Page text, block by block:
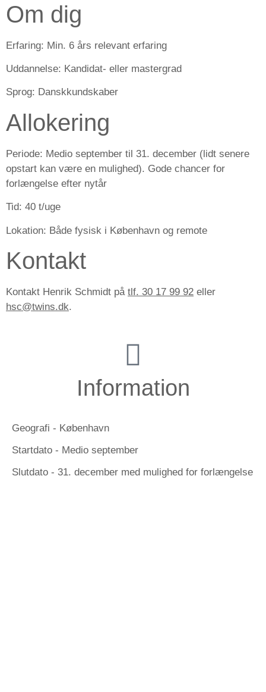
Om dig
Erfaring: Min. 6 års relevant erfaring
Uddannelse: Kandidat- eller mastergrad
Sprog: Danskkundskaber
Allokering
Periode: Medio september til 31. december (lidt senere
opstart kan være en mulighed). Gode chancer for
forlængelse efter nytår
Tid: 40 t/uge
Lokation: Både fysisk i København og remote
Kontakt
Kontakt Henrik Schmidt på tlf. 30 17 99 92 eller
hsc@twins.dk.
Information
Geografi - København
Startdato - Medio september
Slutdato - 31. december med mulighed for forlængelse